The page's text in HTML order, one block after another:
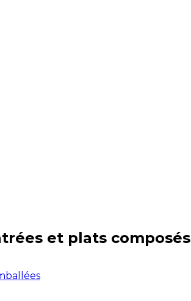
et plats composés